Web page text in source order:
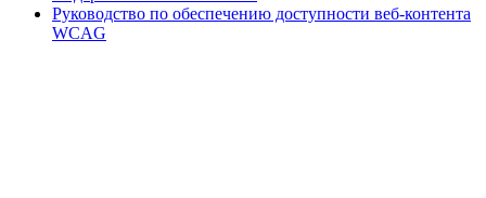
Руководство по обеспечению доступности веб-контента
WCAG